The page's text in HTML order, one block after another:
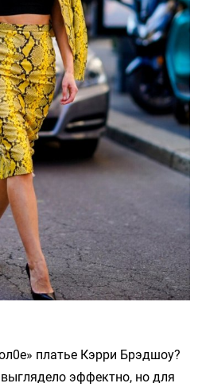
платье Кэрри Брэдшоу?
эффектно, но для